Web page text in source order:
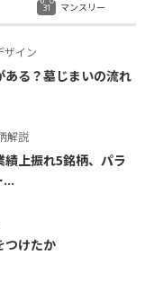
ザイン
ある？墓じまいの流れ
解説
績上振れ5銘柄、パラ
...
つけたか
マンスリー